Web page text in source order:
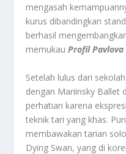
mengasah
kurus dibandingkan
berhasil
memukau Profil
Setelah lulus dari
dengan Mariinsky Ballet
perhatian karena
teknik tari yang khas.
membawakan tarian
Dying Swan, yang di